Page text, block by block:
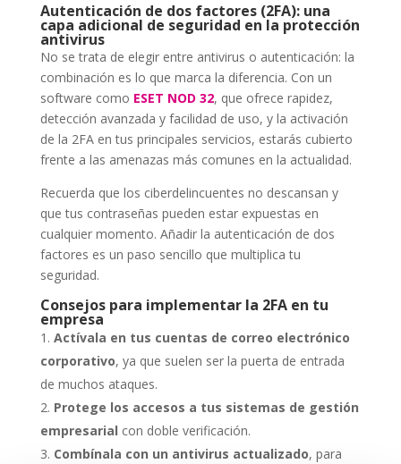
Autenticación de dos factores (2FA): una
capa adicional de seguridad en la protección
antivirus
No se trata de elegir entre antivirus o autenticación: la
combinación es lo que marca la diferencia. Con un
software como ESET NOD 32, que ofrece rapidez,
detección avanzada y facilidad de uso, y la activación
de la 2FA en tus principales servicios, estarás cubierto
frente a las amenazas más comunes en la actualidad.
Recuerda que los ciberdelincuentes no descansan y
que tus contraseñas pueden estar expuestas en
cualquier momento. Añadir la autenticación de dos
factores es un paso sencillo que multiplica tu
seguridad.
Consejos para implementar la 2FA en tu
empresa
Actívala en tus cuentas de correo electrónico
corporativo, ya que suelen ser la puerta de entrada
de muchos ataques.
Protege los accesos a tus sistemas de gestión
empresarial con doble verificación.
Combínala con un antivirus actualizado, para